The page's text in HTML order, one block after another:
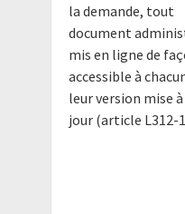
la demande, tout
document
mis en ligne de
accessible à
leur version mise à
jour (article L312-